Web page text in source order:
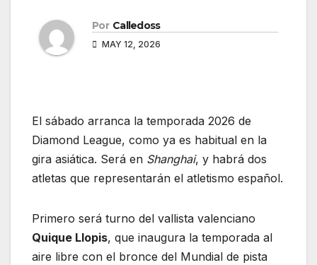
Por Calledoss
MAY 12, 2026
El sábado arranca la temporada 2026 de
Diamond League, como ya es habitual en la
gira asiática. Será en Shanghai, y habrá dos
atletas que representarán el atletismo español.
Primero será turno del vallista valenciano
Quique Llopis, que inaugura la temporada al
aire libre con el bronce del Mundial de pista